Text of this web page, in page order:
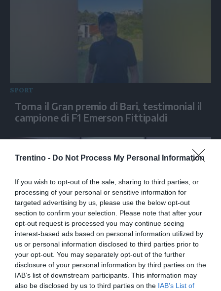
Trentino - Do Not Process My Personal Information
If you wish to opt-out of the sale, sharing to third parties, or
processing of your personal or sensitive information for
targeted advertising by us, please use the below opt-out
section to confirm your selection. Please note that after your
opt-out request is processed you may continue seeing
interest-based ads based on personal information utilized by
us or personal information disclosed to third parties prior to
your opt-out. You may separately opt-out of the further
disclosure of your personal information by third parties on the
IAB’s list of downstream participants. This information may
also be disclosed by us to third parties on the IAB’s List of
SPORT
Torna il Gran premio di Bari, testimonial il
campione di F1 Emerson Fittipaldi
SPORT
Pattinaggio, doppia laurea per le sorelle
Lollobrigida